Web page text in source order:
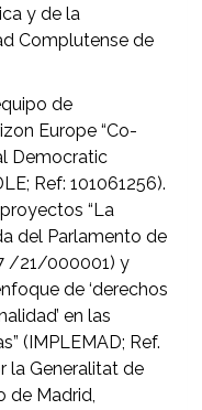
y de la
Complutense de
de
Europe “Co-
Democratic
Ref: 101061256).
“La
del Parlamento de
/21/000001) y
de ‘derechos
en las
(IMPLEMAD; Ref.
la Generalitat de
de Madrid,